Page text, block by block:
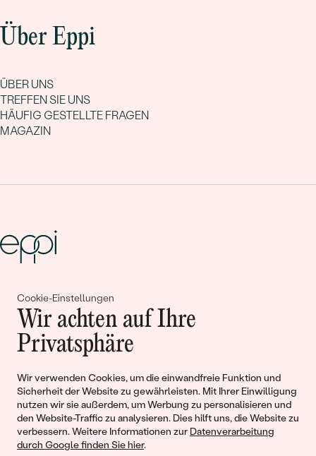
Cookie-Einstellungen
Wir achten auf Ihre
Privatsphäre
Wir verwenden Cookies, um die einwandfreie Funktion und
Sicherheit der Website zu gewährleisten. Mit Ihrer Einwilligung
nutzen wir sie außerdem, um Werbung zu personalisieren und
den Website-Traffic zu analysieren. Dies hilft uns, die Website zu
verbessern. Weitere Informationen zur Datenverarbeitung
durch Google finden Sie hier.
Über Eppi
ÜBER UNS
TREFFEN SIE UNS
HÄUFIG GESTELLTE FRAGEN
MAGAZIN
Gemeinsam erschaffen wir
Geschichten von Schönheit und
Liebe
Begleiten Sie uns!